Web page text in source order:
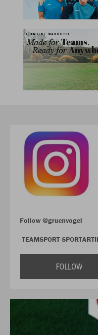
Follow @gruenvogel
-TEAMSPORT-
FOLLOW